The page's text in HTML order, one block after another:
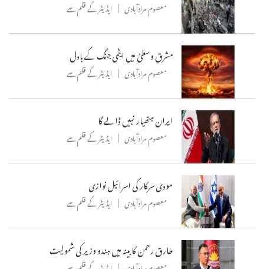
معصوم مرادآبادی ایڈیٹر کے قلم سے
مشرق وسطیٰ میں ایٹمی جنگ کے بادل
معصوم مرادآبادی ایڈیٹر کے قلم سے
ایران ہتھیار نہیں ڈالے گا
معصوم مرادآبادی ایڈیٹر کے قلم سے
مودی سرکار کی اسرائیل نوازی
معصوم مرادآبادی ایڈیٹر کے قلم سے
طارق رحمن کابینہ میں ہندو وزیر کی شمولیت